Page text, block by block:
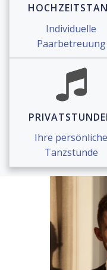
Individuelle
Paarbetreuung
Ihre persönliche
Tanzstunde